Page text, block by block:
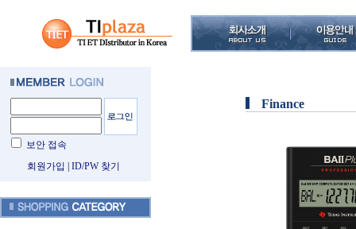
보안 접속
회원가입
ID/PW 찾기
Finance